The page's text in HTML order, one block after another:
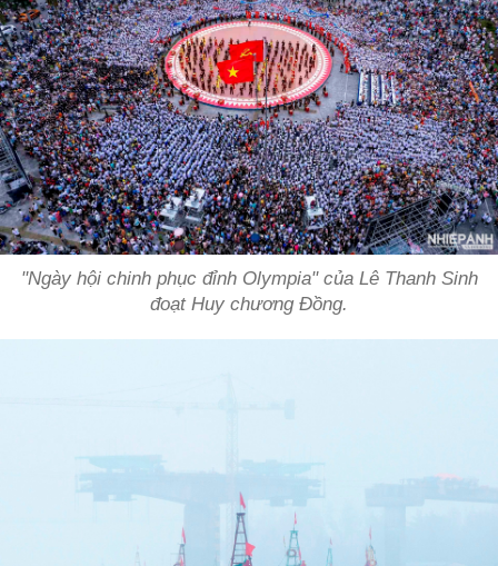
"Ngày hội chinh phục đỉnh Olympia" của Lê Thanh Sinh
đoạt Huy chương Đồng.